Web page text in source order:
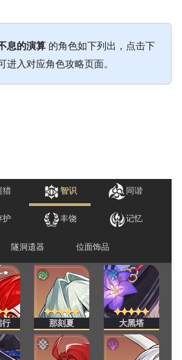
息的演算 的角色如下列出，点击下
进入对应角色攻略页面。
猎 智识 同谐
护 丰饶 记忆
隧洞遗器 位面饰品
行 那刻夏 大黑塔